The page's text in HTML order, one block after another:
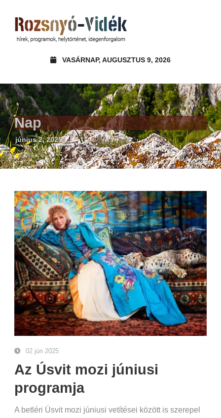
VASÁRNAP, AUGUSZTUS 9, 2026
Nap
június 2, 2025
02 jún 2025
Az Úsvit mozi júniusi
programja
A betléri Úsvit mozi júniusi vetítései között is szerepel